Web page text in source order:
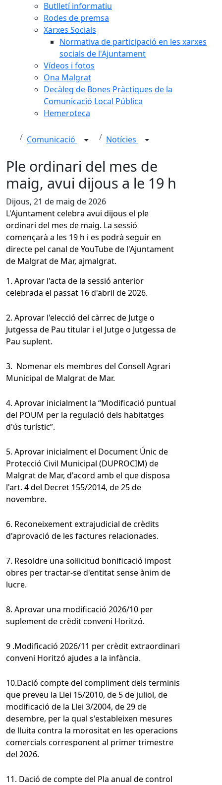
Butlletí informatiu
Rodes de premsa
Xarxes Socials
Normativa de participació en les xarxes
socials de l'Ajuntament
Vídeos i fotos
Ona Malgrat
Decàleg de Bones Pràctiques de la
Comunicació Local Pública
Hemeroteca
Comunicació Notícies
Ple ordinari del mes de
maig, avui dijous a le 19 h
Dijous, 21 de maig de 2026
L'Ajuntament celebra avui dijous el ple
ordinari del mes de maig. La sessió
començarà a les 19 h i es podrà seguir en
directe pel canal de YouTube de l'Ajuntament
de Malgrat de Mar, ajmalgrat.
1. Aprovar l'acta de la sessió anterior
celebrada el passat 16 d'abril de 2026.
2. Aprovar l'elecció del càrrec de Jutge o
Jutgessa de Pau titular i el Jutge o Jutgessa de
Pau suplent.
3. Nomenar els membres del Consell Agrari
Municipal de Malgrat de Mar.
4. Aprovar inicialment la “Modificació puntual
del POUM per la regulació dels habitatges
d'ús turístic”.
5. Aprovar inicialment el Document Únic de
Protecció Civil Municipal (DUPROCIM) de
Malgrat de Mar, d'acord amb el que disposa
l'art. 4 del Decret 155/2014, de 25 de
novembre.
6. Reconeixement extrajudicial de crèdits
d'aprovació de les factures relacionades.
7. Resoldre una sol·licitud bonificació impost
obres per tractar-se d'entitat sense ànim de
lucre.
8. Aprovar una modificació 2026/10 per
suplement de crèdit conveni Horitzó.
9 .Modificació 2026/11 per crèdit extraordinari
conveni Horitzó ajudes a la infància.
10.Dació compte del compliment dels terminis
que preveu la Llei 15/2010, de 5 de juliol, de
modificació de la Llei 3/2004, de 29 de
desembre, per la qual s'estableixen mesures
de lluita contra la morositat en les operacions
comercials corresponent al primer trimestre
del 2026.
11. Dació de compte del Pla anual de control